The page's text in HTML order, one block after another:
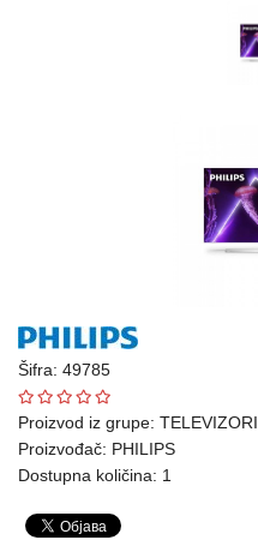
tehnika
oprema
oprema
Šifra: 49785
Proizvod iz grupe: TELEVIZORI
Proizvođač: PHILIPS
Dostupna količina: 1